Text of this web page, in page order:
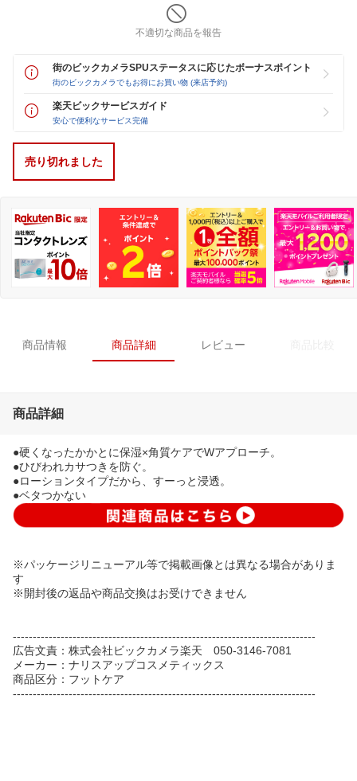
不適切な商品を報告
街のビックカメラSPUステータスに応じたボーナスポイント
街のビックカメラでもお得にお買い物 (来店予約)
楽天ビックサービスガイド
安心で便利なサービス完備
売り切れました
商品情報 商品詳細 レビュー
商品詳細
●硬くなったかかとに保湿×角質ケアでWアプローチ。
●ひびわれカサつきを防ぐ。
●ローションタイプだから、すーっと浸透。
●ベタつかない
※パッケージリニューアル等で掲載画像とは異なる場合がありま
す
※開封後の返品や商品交換はお受けできません
----------------------------------------------------------------------------
広告文責：株式会社ビックカメラ楽天 050-3146-7081
メーカー：ナリスアップコスメティックス
商品区分：フットケア
----------------------------------------------------------------------------